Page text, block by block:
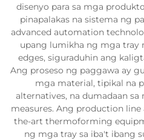
disenyo para sa mga
pinapalakas na sistema ng
advanced automation
upang lumikha ng mga tray
edges, siguraduhin ang
Ang proseso ng paggawa ay
mga material, tipikal na
alternatives, na dumadaan
measures. Ang production
the-art thermoforming
ng mga tray sa iba't ibang